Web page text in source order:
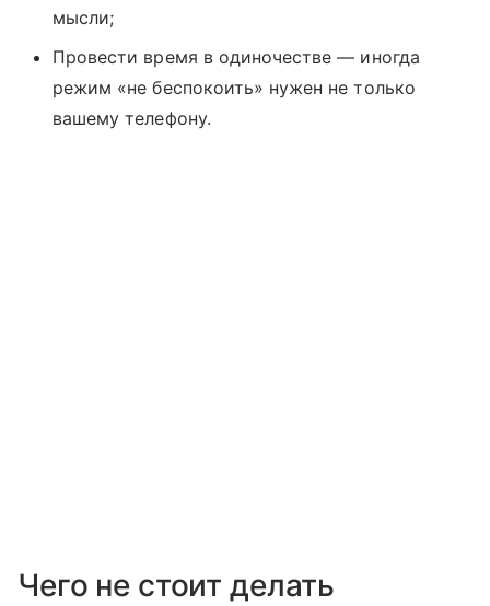
мысли;
Провести время в одиночестве — иногда
режим «не беспокоить» нужен не только
вашему телефону.
Чего не стоит делать